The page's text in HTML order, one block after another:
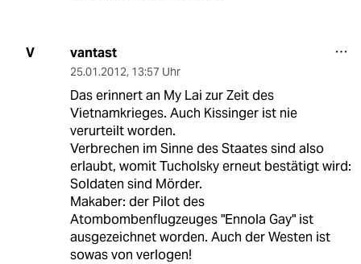
V vantast
25.01.2012, 13:57 Uhr
Das erinnert an My Lai zur Zeit des
Vietnamkrieges. Auch Kissinger ist nie
verurteilt worden.
Verbrechen im Sinne des Staates sind also
erlaubt, womit Tucholsky erneut bestätigt wird:
Soldaten sind Mörder.
Makaber: der Pilot des
Atombombenflugzeuges "Ennola Gay" ist
ausgezeichnet worden. Auch der Westen ist
sowas von verlogen!